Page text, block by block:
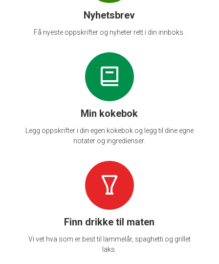
Nyhetsbrev
Få nyeste oppskrifter og nyheter rett i din innboks.
Min kokebok
Legg oppskrifter i din egen kokebok og legg til dine egne
notater og ingredienser.
Finn drikke til maten
Vi vet hva som er best til lammelår, spaghetti og grillet
laks.